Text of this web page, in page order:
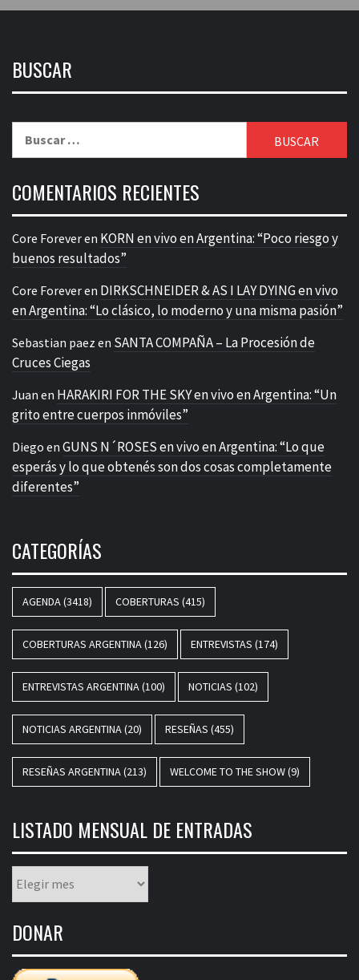
BUSCAR
COMENTARIOS RECIENTES
Core Foreveren KORN en vivo en Argentina: “Poco riesgo y
buenos resultados”
Core Foreveren DIRKSCHNEIDER & AS I LAY DYING en vivo
en Argentina: “Lo clásico, lo moderno y una misma pasión”
Sebastian paez en SANTA COMPAÑA – La Procesión de
Cruces Ciegas
Juan en HARAKIRI FOR THE SKY en vivo en Argentina: “Un
grito entre cuerpos inmóviles”
Diego en GUNS N´ROSES en vivo en Argentina: “Lo que
esperás y lo que obtenés son dos cosas completamente
diferentes”
CATEGORÍAS
AGENDA(3418) COBERTURAS (415)
COBERTURAS ARGENTINA(126) ENTREVISTAS (174)
ENTREVISTAS ARGENTINA(100) NOTICIAS (102)
NOTICIAS ARGENTINA(20) RESEÑAS (455)
RESEÑAS ARGENTINA(213) WELCOME TO THE SHOW(9)
LISTADO MENSUAL DE ENTRADAS
mensual
entradas
DONAR